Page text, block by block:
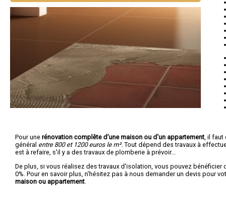
Pour une rénovation complête d'une maison ou d'un appartement , il
général entre 800 et 1200 euros le m². Tout dépend des travaux à
est à refaire, s'il y a des travaux de plomberie à prévoir...
De plus, si vous réalisez des travaux d'isolation, vous pouvez bénéficier
0%. Pour en savoir plus, n'hésitez pas à nous demander un devis pour
maison ou appartement